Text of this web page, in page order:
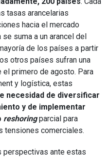
tasas arancelarias
hacia el mercado
suma a un arancel del
de los países a partir
otros países sufran una
primero de agosto. Para
y logística, estas
necesidad de diversificar
y de implementar
reshoringparcial para
tensiones comerciales.
perspectivas ante estas